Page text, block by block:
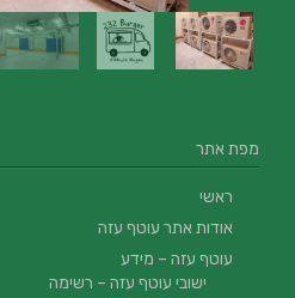
מפת אתר
ראשי
אודות אתר עוטף עזה
עוטף עזה – מידע
ישובי עוטף עזה – רשימה